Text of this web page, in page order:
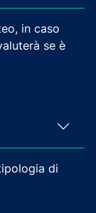
in caso
se è
di